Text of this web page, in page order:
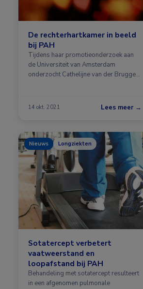
De rechterhartkamer in beeld
bij PAH
Tijdens haar promotieonderzoek aan
de Universiteit van Amsterdam
onderzocht Cathelijne van der Bruggen
14 okt. 2021 Lees meer →
Nieuws Longziekten
Sotatercept verbetert
vaatweerstand en
loopafstand bij PAH
Behandeling met sotatercept resulteert
in een afgenomen pulmonale